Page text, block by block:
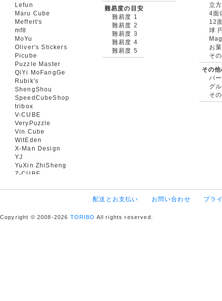
Lefun
Maru Cube
Meffert's
mf8
MoYu
Oliver's Stickers
Picube
Puzzle Master
QiYi MoFangGe
Rubik's
ShengShou
SpeedCubeShop
tribox
V-CUBE
VeryPuzzle
Vin Cube
WitEden
X-Man Design
YJ
YuXin ZhiSheng
Z-CUBE
難易度の目安
難易度 1
難易度 2
難易度 3
難易度 4
難易度 5
立
4面
12
球
お
そ
その
パ
グ
そ
配送とお支払い お問い合わせ プラ
Copyright © 2008-2026 TORIBO All rights reserved.